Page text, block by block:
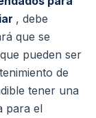
, debe
que se
pueden ser
de
tener una
para el